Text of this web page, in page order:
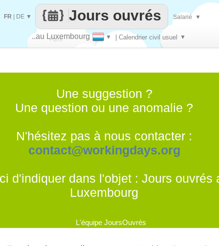
Faire
que
..au Luxembourg ▼ | Calendrier civil usuel ▼
Jours ouvrés
FR DE ▼ Salarié ▼
Une suggestion ?
Une question ou une anomalie ?
N'hésitez pas à nous contacter :
contact@workingdays.org
d'indiquer dans l'objet : Jours ouvrés
Luxembourg
L'équipe JoursOuvrés